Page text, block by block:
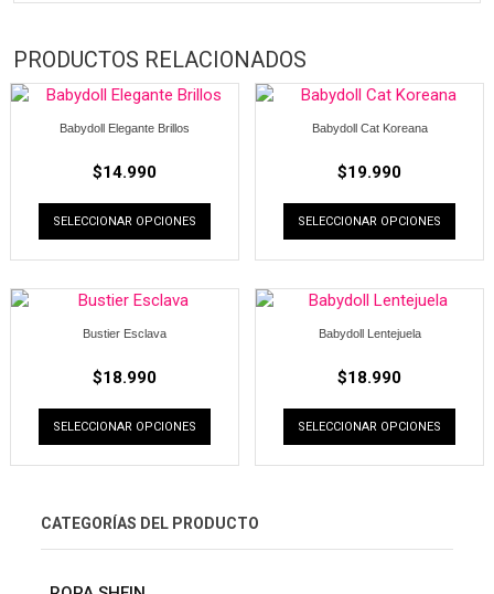
PRODUCTOS RELACIONADOS
Babydoll Elegante Brillos
$14.990
SELECCIONAR OPCIONES
Babydoll Cat Koreana
$19.990
SELECCIONAR OPCIONES
Bustier Esclava
$18.990
SELECCIONAR OPCIONES
Babydoll Lentejuela
$18.990
SELECCIONAR OPCIONES
CATEGORÍAS DEL PRODUCTO